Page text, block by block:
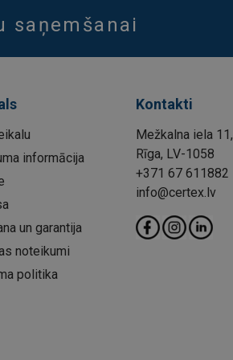
saņemšanai
informācija
un garantija
noteikumi
politika
Kontakti
Mežkalna iela 11,
Rīga, LV-1058
+371 67 611882
info@certex.lv